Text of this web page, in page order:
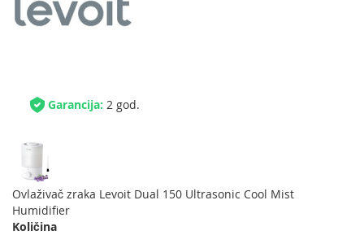
Garancija: 2 god.
Ovlaživač zraka Levoit Dual 150 Ultrasonic Cool Mist
Humidifier
Količina